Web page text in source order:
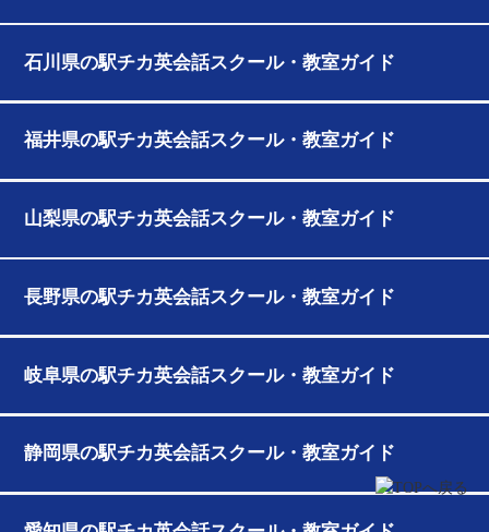
石川県の駅チカ英会話スクール・教室ガイド
福井県の駅チカ英会話スクール・教室ガイド
山梨県の駅チカ英会話スクール・教室ガイド
長野県の駅チカ英会話スクール・教室ガイド
岐阜県の駅チカ英会話スクール・教室ガイド
静岡県の駅チカ英会話スクール・教室ガイド